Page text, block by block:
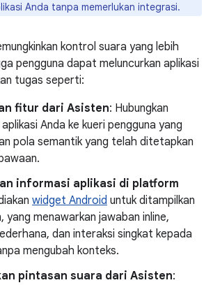
Anda tanpa memerlukan integrasi.
kontrol suara yang lebih
pengguna dapat meluncurkan aplikasi
tugas seperti:
fitur dari Asisten: Hubungkan
Anda ke kueri pengguna yang
pola semantik yang telah ditetapkan
informasi aplikasi di platform
widget Android untuk ditampilkan
yang menawarkan jawaban inline,
dan interaksi singkat kepada
mengubah konteks.
pintasan suara dari Asisten: